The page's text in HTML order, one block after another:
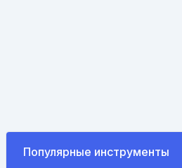
Популярные инструменты